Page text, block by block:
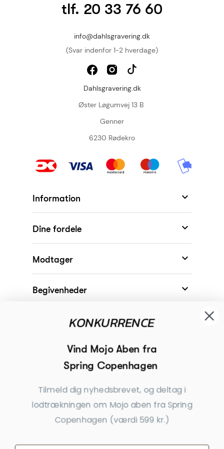
tlf. 20 33 76 60
info@dahlsgravering.dk
(Svar indenfor 1-2 hverdage)
Dahlsgravering.dk
Øster Løgumvej 13 B
Genner
6230 Rødekro
Information 
Dine fordele 
Modtager 
Begivenheder 
Inspiration
Tilmeld dig nyhedsbrevet
Få nyheder, tips og tilbud før andre
Ja tak, tilmeld mig
*Ved at indsende denne formular accepterer jeg, at de indtastede data bruges af Dahls
KONKURRENCE
Vind Mojo Aben fra
lodtrækningen om Mojo aben fra Spring
Copenhagen (værdi 599 kr.)